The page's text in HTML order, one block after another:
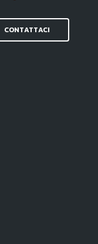
CONTATTACI